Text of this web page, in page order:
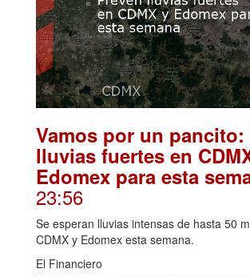
Vamos por un pancito:
lluvias fuertes en
Edomex para esta
23:56
Se esperan lluvias intensas de hasta 50
CDMX y Edomex esta semana.
El Financiero